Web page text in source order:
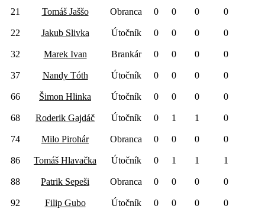
21 Tomáš Jaššo Obranca 0 0 0 0
22 Jakub Slivka Útočník 0 0 0 0
32 Marek Ivan Brankár 0 0 0 0
37 Nandy Tóth Útočník 0 0 0 0
66 Šimon Hlinka Útočník 0 0 0 0
68 Roderik Gajdáč Útočník 0 1 1 0
74 Milo Pirohár Obranca 0 0 0 0
86 Tomáš Hlavačka Útočník 0 1 1 1
88 Patrik Sepeši Obranca 0 0 0 0
92 Filip Gubo Útočník 0 0 0 0